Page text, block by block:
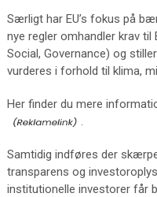
Særligt har EU’s fokus på
nye regler omhandler krav til
Social, Governance) og
vurderes i forhold til klima,
Her finder du mere
.
Samtidig indføres der
transparens og
institutionelle investorer får